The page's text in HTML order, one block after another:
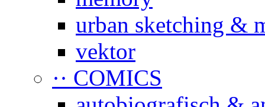
urban sketching &
vektor
·· COMICS